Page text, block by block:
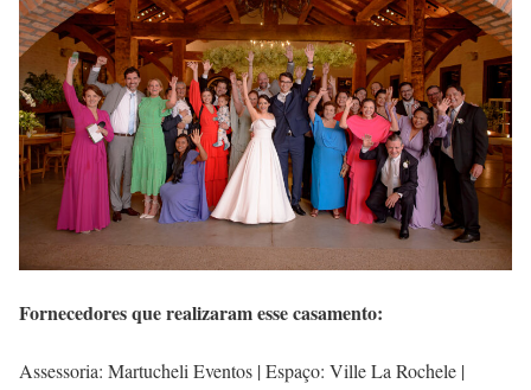
Fornecedores que realizaram esse casamento:
Assessoria: Martucheli Eventos | Espaço: Ville La Rochele |